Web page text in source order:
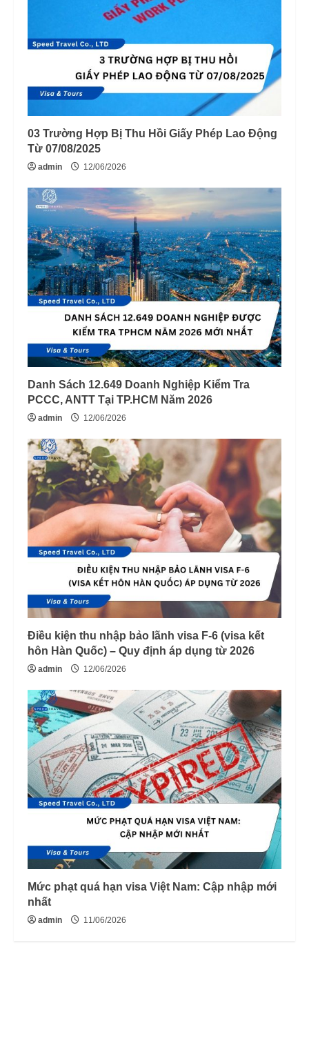
03 Trường Hợp Bị Thu Hồi Giấy Phép Lao Động
Từ 07/08/2025
admin 12/06/2026
Danh Sách 12.649 Doanh Nghiệp Kiểm Tra
PCCC, ANTT Tại TP.HCM Năm 2026
admin 12/06/2026
Điều kiện thu nhập bảo lãnh visa F-6 (visa kết
hôn Hàn Quốc) – Quy định áp dụng từ 2026
admin 12/06/2026
Mức phạt quá hạn visa Việt Nam: Cập nhập mới
nhất
admin 11/06/2026